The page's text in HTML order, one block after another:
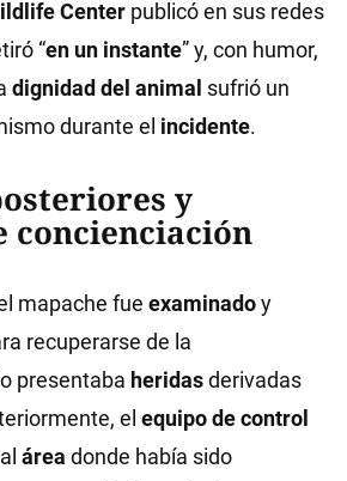
Center publicó en sus redes
“en un instante” y, con humor,
dignidad del animal sufrió un
durante el incidente.
y
concienciación
mapache fue examinadoy
recuperarse de la
presentaba heridasderivadas
el equipo de control
área donde había sido